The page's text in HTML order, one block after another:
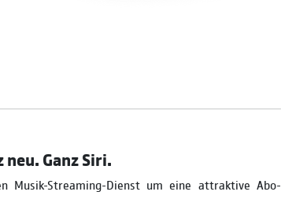
neu. Ganz Siri.
Musik-Streaming-Dienst um eine attraktive Abo-